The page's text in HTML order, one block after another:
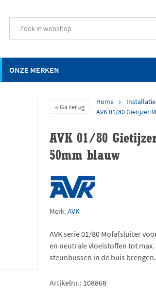
ONZE MERKEN
Ga terug
Home
AVK 01/80 Gietijzer
AVK 01/80
50mm blauw
Merk: AVK
AVK serie 01/80 Mofafsluiter
en neutrale vloeistoffen tot max.
steunbussen in de buis brengen.
Artikelnr.: 108868